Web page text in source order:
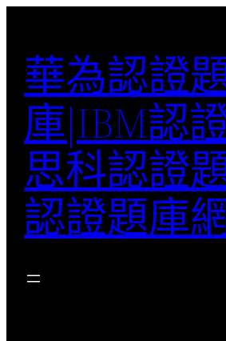
華為認證
庫|IBM認
思科認證
認證題庫